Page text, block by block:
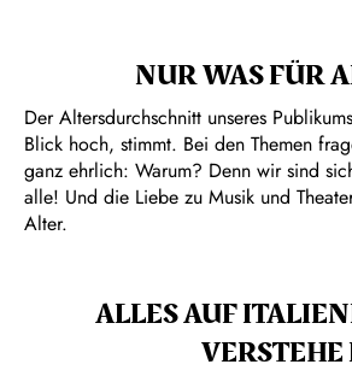
NUR WAS FÜR
Der Altersdurchschnitt unseres
Blick hoch, stimmt. Bei den Themen
ganz ehrlich: Warum? Denn wir sind
alle! Und die Liebe zu Musik und
Alter.
ALLES AUF